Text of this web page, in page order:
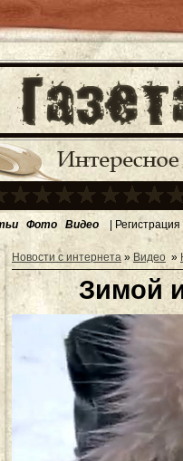
Фото Видео | Регистрация
Новости с интернета » Видео »
Зимой